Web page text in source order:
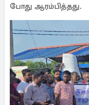
போது ஆரம்பித்தது.